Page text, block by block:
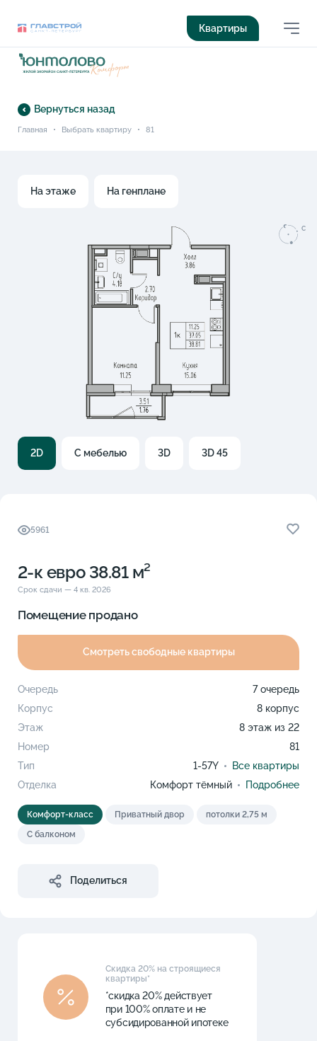
Квартиры
Вернуться назад
Главная • Выбрать квартиру • 81
На этаже На генплане
C
2D С мебелью 3D 3D 45
5961
2-к eвро 38.81 м²
Срок сдачи — 4 кв. 2026
Помещение продано
Смотреть свободные квартиры
Очередь
7 очередь
Корпус
8 корпус
Этаж
8 этаж из 22
Номер
81
Тип
1-57Y
Все квартиры
Отделка
Комфорт тёмный Подробнее
Комфорт-класс Приватный двор
потолки 2,75 м
С балконом
Поделиться
Скидка 20% на строящиеся
квартиры*
*скидка 20% действует
при 100% оплате и не
субсидированной ипотеке